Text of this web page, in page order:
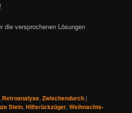
die versprochenen Lösungen
Retroanalyse,Zwischendurch |
Stein,Hilfsrückzüger,Weihnachts-